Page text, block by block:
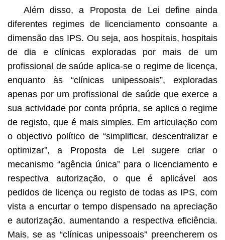
Além disso, a Proposta de Lei define ainda
diferentes regimes de licenciamento consoante a
dimensão das IPS. Ou seja, aos hospitais, hospitais
de dia e clínicas exploradas por mais de um
profissional de saúde aplica-se o regime de licença,
enquanto às “clínicas unipessoais”, exploradas
apenas por um profissional de saúde que exerce a
sua actividade por conta própria, se aplica o regime
de registo, que é mais simples. Em articulação com
o objectivo político de “simplificar, descentralizar e
optimizar”, a Proposta de Lei sugere criar o
mecanismo “agência única” para o licenciamento e
respectiva autorização, o que é aplicável aos
pedidos de licença ou registo de todas as IPS, com
vista a encurtar o tempo dispensado na apreciação
e autorização, aumentando a respectiva eficiência.
Mais, se as “clínicas unipessoais” preencherem os